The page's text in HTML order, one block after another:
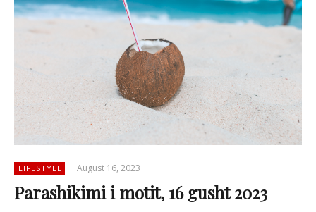
LIFESTYLE August 16, 2023
Parashikimi i motit, 16 gusht 2023